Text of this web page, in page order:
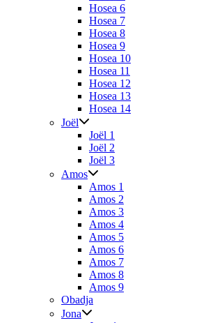
Hosea 6
Hosea 7
Hosea 8
Hosea 9
Hosea 10
Hosea 11
Hosea 12
Hosea 13
Hosea 14
Joël
Joël 1
Joël 2
Joël 3
Amos
Amos 1
Amos 2
Amos 3
Amos 4
Amos 5
Amos 6
Amos 7
Amos 8
Amos 9
Obadja
Jona